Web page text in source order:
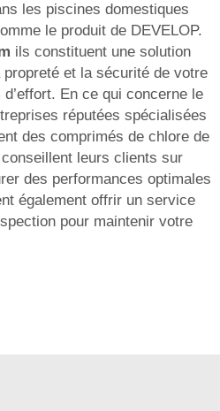
les piscines domestiques
le produit de DEVELOP.
ils constituent une solution
et la sécurité de votre
En ce qui concerne le
réputées spécialisées
des comprimés de chlore de
leurs clients sur
des performances optimales
également offrir un service
pour maintenir votre